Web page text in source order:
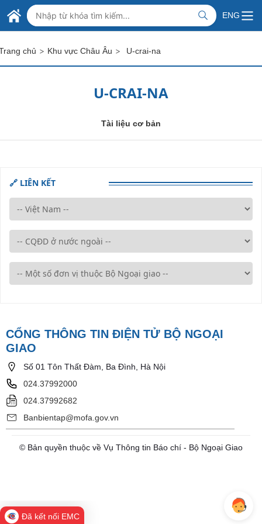
Skip to Main Content
BỘ NGOẠI GIAO VIỆT NAM
MINISTRY OF FOREIGN AFFAIRS
ENG
chủ > Khu vực Châu Âu > U-crai-na
U-CRAI-NA
Tài liệu cơ bản
🔗 LIÊN KẾT
CỔNG THÔNG TIN ĐIỆN TỬ BỘ NGOẠI
GIAO
Số 01 Tôn Thất Đàm, Ba Đình, Hà Nội
024.37992000
024.37992682
Banbientap@mofa.gov.vn
© Bản quyền thuộc về Vụ Thông tin Báo chí - Bộ Ngoại Giao
Đã kết nối EMC